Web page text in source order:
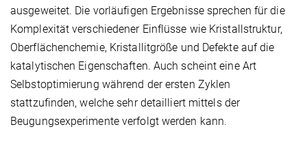
ausgeweitet. Die vorläufigen Ergebnisse sprechen für die
Komplexität verschiedener Einflüsse wie Kristallstruktur,
Oberflächenchemie, Kristallitgröße und Defekte auf die
katalytischen Eigenschaften. Auch scheint eine Art
Selbstoptimierung während der ersten Zyklen
stattzufinden, welche sehr detailliert mittels der
Beugungsexperimente verfolgt werden kann.